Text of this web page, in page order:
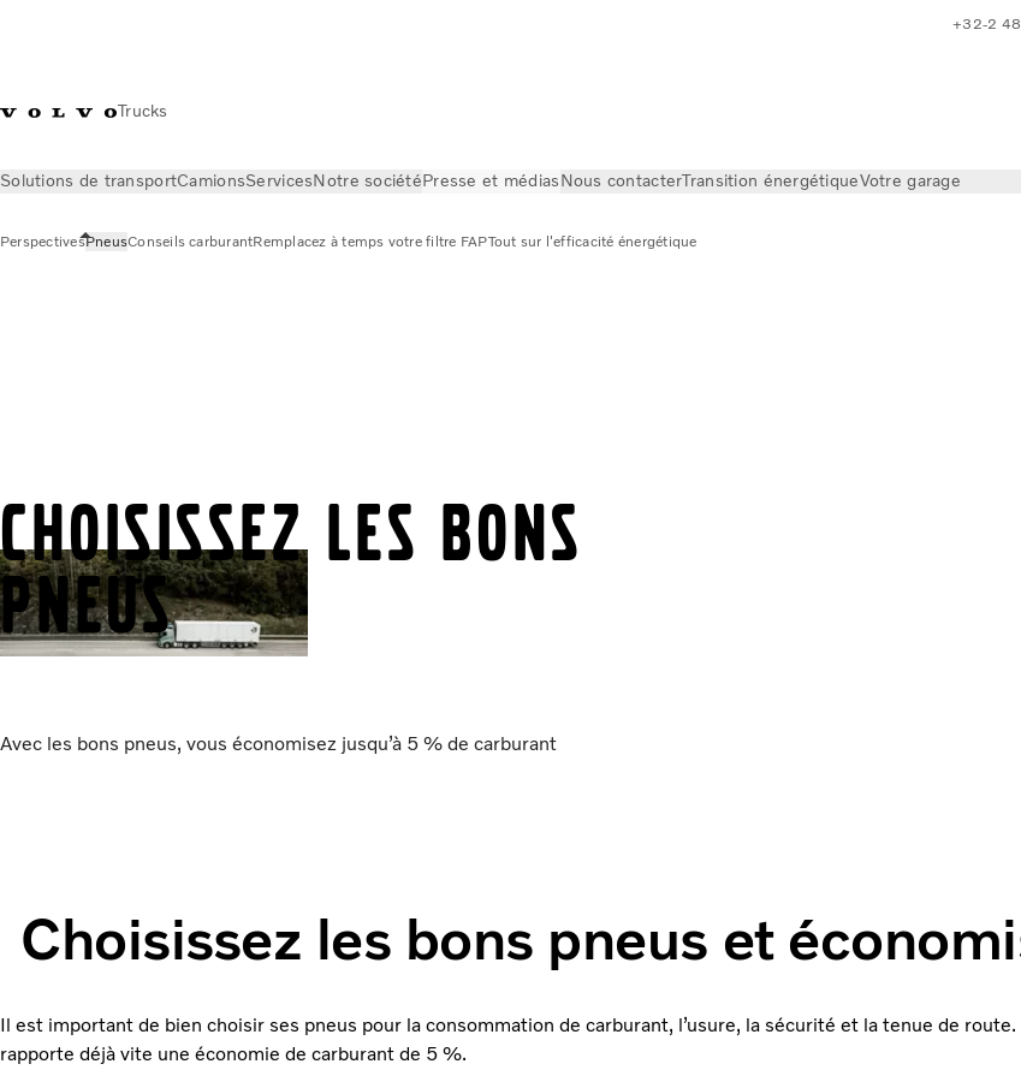
Trucks
+32-2
Solutions de transportCamionsServicesNotre sociétéPresse et médiasNous contacterTransition énergétiqueVotre garage
PerspectivesPneusConseils carburantRemplacez à temps votre filtre FAPTout sur l'efficacité énergétique
Choisissez les bons
pneus
Avec les bons pneus, vous économisez jusqu’à 5 % de carburant
Choisissez les bons pneus et
Il est important de bien choisir ses pneus pour la consommation de carburant, l’usure, la sécurité et la tenue de
rapporte déjà vite une économie de carburant de 5 %.